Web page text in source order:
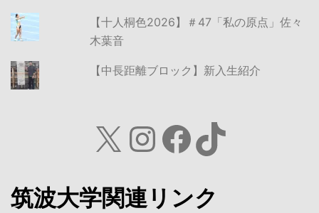
【十人桐色2026】＃47「私の原点」佐々
木葉音
【中長距離ブロック】新入生紹介
X Instagram
Facebook
TikTok
筑波大学関連リンク